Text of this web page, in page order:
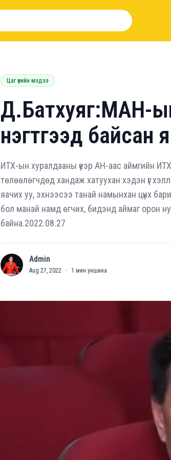
Цаг үеийн мэдээ
Д.Батхуяг:МАН-
нэгтгээд байсан
ИТХ-ын хуралдааны үеэр АН-аас аймгийн
төлөөлөгчдөд хандаж хатуухан хэдэн үг
яачих уу, эхнээсээ танай намынхан цүнх
бол манай намд өгчих, бидэнд аймаг орон
байна.2022.08.27
A Admin
Aug 27, 2022 · 1 мин уншина